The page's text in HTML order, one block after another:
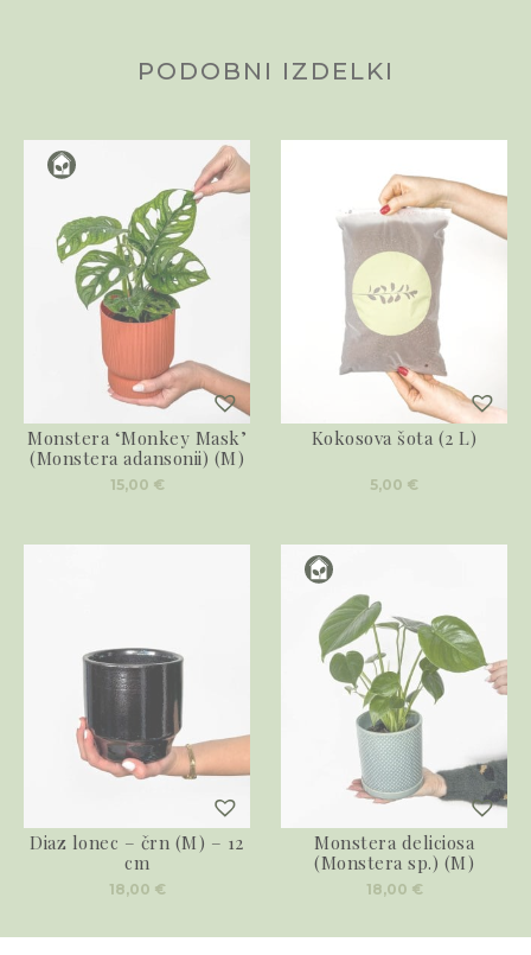
PODOBNI IZDELKI
Monstera ‘Monkey Mask’
(Monstera adansonii) (M)
15,00 €
Kokosova šota (2 L)
5,00 €
Diaz lonec – črn (M) – 12
cm
18,00 €
Monstera deliciosa
(Monstera sp.) (M)
18,00 €